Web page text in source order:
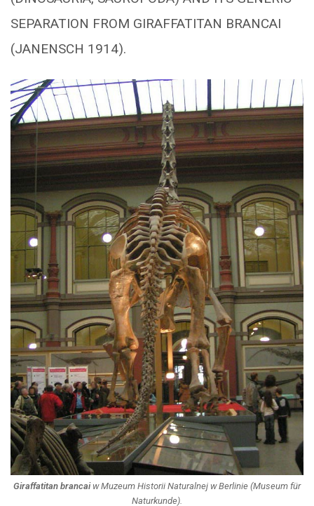
SEPARATION FROM GIRAFFATITAN BRANCAI
(JANENSCH 1914).
Giraffatitan brancaiw Muzeum Historii Naturalnej w Berlinie (Museum für
Naturkunde).